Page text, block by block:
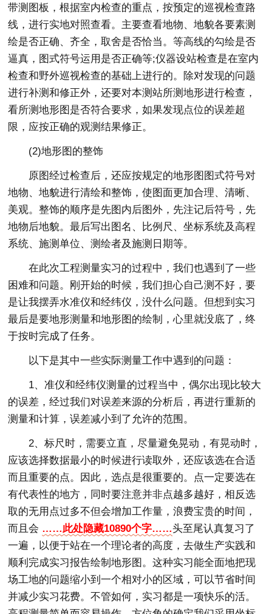
带测图板，根据室内检查的重点，按预定的巡视检查路
线，进行实地对照查看。主要查看地物、地貌各要素测
绘是否正确、齐全，取舍是否恰当。等高线的勾绘是否
逼真，图式符号运用是否正确等;仪器设站检查是在室内
检查和野外巡视检查的基础上进行的。除对发现的问题
进行补测和修正外，还要对本测站所测地形进行检查，
看所测地形图是否符合要求，如果发现点位的误差超
限，应按正确的观测结果修正。
(2)地形图的整饰
原图经过检查后，还应按规定的地形图图式符号对
地物、地貌进行清绘和整饰，使图面更加合理、清晰、
美观。整饰的顺序是先图内后图外，先注记后符号，先
地物后地貌。最后写出图名、比例尺、坐标系统及高程
系统、施测单位、测绘者及施测日期等。
在此次工程测量实习的过程中，我们也遇到了一些
困难和问题。刚开始的时候，我们担心自己测不好，要
是让我摆弄水准仪和经纬仪，没什么问题。但想到实习
最后是要地形测量和地形图的绘制，心里就没底了，终
于按时完成了任务。
以下是其中一些实际测量工作中遇到的问题：
1、准仪和经纬仪测量的过程当中，偶尔出现比较大
的误差，经过我们对误差来源的分析后，再进行重新的
测量和计算，误差减小到了允许的范围。
2、标尺时，需要立直，尽量避免晃动，有晃动时，
应该选择数据最小的时候进行读取外，还应该选在合适
而且重要的点。因此，选点是很重要的。点一定要选在
有代表性的地方，同时要注意并非点越多越好，相反选
取的无用点过多不但会增加工作量，浪费宝贵的时间，
而且会 ……此处隐藏10890个字……头至尾认真复习了
一遍，以便于站在一个理论者的高度，去做生产实践和
顺利完成实习报告绘制地形图。这种实习能全面地把现
场工地的问题缩小到一个相对小的区域，可以节省时间
并减少实习花费。不管如何，实习都是一项快乐的活。